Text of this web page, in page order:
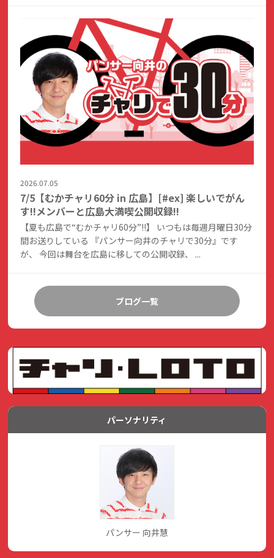
2026.07.05
7/5【むかチャリ60分 in 広島】[#ex] 楽しいでがん
す!!メンバーと広島大満喫公開収録!!
【夏も広島で“むかチャリ60分”!!】 いつもは毎週月曜日30分
間お送りしている 『パンサー向井のチャリで30分』です
が、 今回は舞台を広島に移しての公開収録、 ...
ブログ一覧
パーソナリティ
パンサー 向井慧